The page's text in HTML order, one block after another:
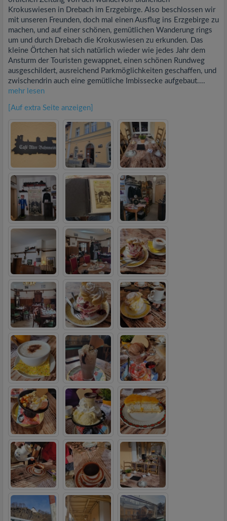
Krokuswiesen in Drebach im Erzgebirge. Also beschlossen wir
mit unseren Freunden, doch mal einen Ausflug ins Erzgebirge zu
machen, und auf einer schönen, gemütlichen Wanderung rings
um und durch Drebach die Krokuswiesen zu erkunden. Das
kleine Örtchen hat sich natürlich wieder wie jedes Jahr dem
Ansturm der Touristen gewappnet, einen schönen Rundweg
ausgeschildert, ausreichend Parkmöglichkeiten geschaffen, und
zwischendrin auch eine gemütliche Imbissecke aufgebaut....
mehr lesen
[Auf extra Seite anzeigen]